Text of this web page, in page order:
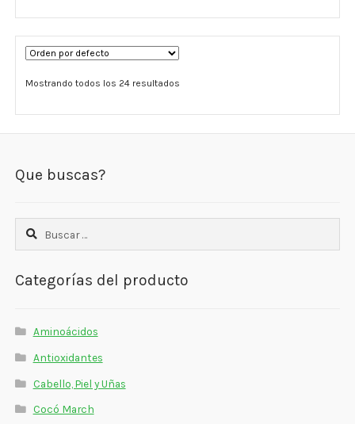
Mostrando todos los 24 resultados
Que buscas?
Buscar:
Categorías del producto
Aminoácidos
Antioxidantes
Cabello, Piel y Uñas
Cocó March